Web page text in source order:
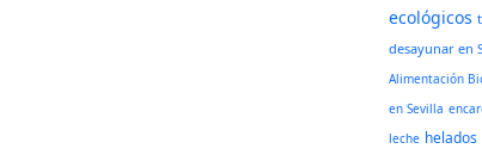
ecológicos
desayunar en
Alimentación
en Sevilla
leche